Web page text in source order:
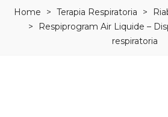
Home > Terapia Respiratoria >
>
Respiprogram Air Liquide –
respiratoria